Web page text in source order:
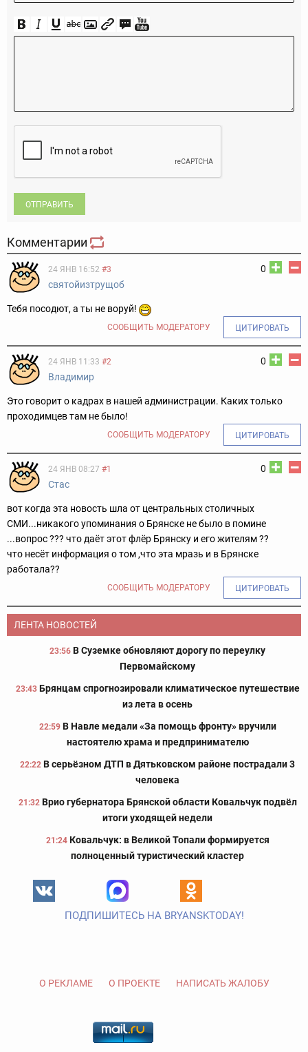
ОТПРАВИТЬ
Комментарии
0
24 ЯНВ 16:52 #3
святойизтрущоб
Тебя посодют, а ты не воруй!
СООБЩИТЬ МОДЕРАТОРУ ЦИТИРОВАТЬ
0
24 ЯНВ 11:33 #2
Владимир
Это говорит о кадрах в нашей администрации. Каких только
проходимцев там не было!
СООБЩИТЬ МОДЕРАТОРУ ЦИТИРОВАТЬ
0
24 ЯНВ 08:27 #1
Стас
вот когда эта новость шла от центральных столичных
СМИ...никакого упоминания о Брянске не было в помине
...вопрос ??? что даёт этот флёр Брянску и его жителям ??
что несёт информация о том ,что эта мразь и в Брянске
работала??
СООБЩИТЬ МОДЕРАТОРУ ЦИТИРОВАТЬ
ЛЕНТА НОВОСТЕЙ
23:56 В Суземке обновляют дорогу по переулку
Первомайскому
23:43 Брянцам спрогнозировали климатическое путешествие
из лета в осень
22:59 В Навле медали «За помощь фронту» вручили
настоятелю храма и предпринимателю
22:22 В серьёзном ДТП в Дятьковском районе пострадали 3
человека
21:32 Врио губернатора Брянской области Ковальчук подвёл
итоги уходящей недели
21:24 Ковальчук: в Великой Топали формируется
полноценный туристический кластер
ПОДПИШИТЕСЬ НА BRYANSKTODAY!
О РЕКЛАМЕ О ПРОЕКТЕ НАПИСАТЬ ЖАЛОБУ